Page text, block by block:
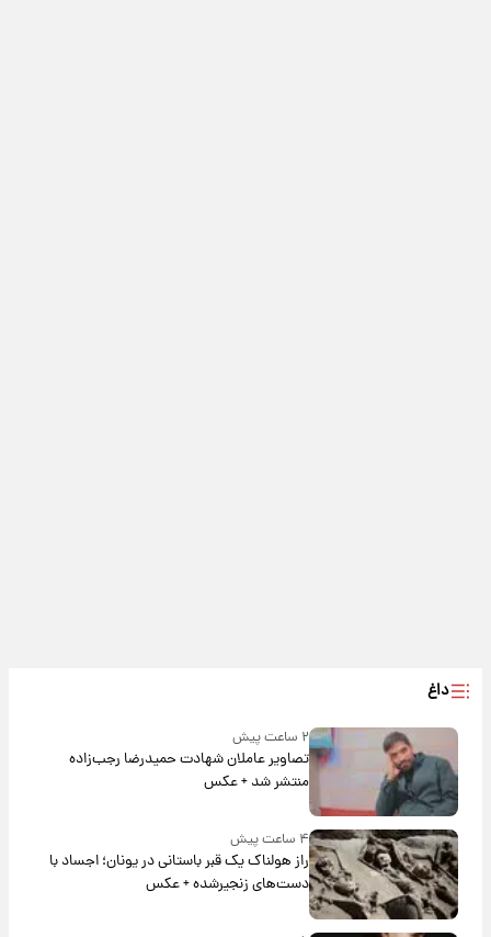
داغ
۲ ساعت پیش
تصاویر عاملان شهادت حمیدرضا رجب‌زاده
منتشر شد + عکس
۴ ساعت پیش
راز هولناک یک قبر باستانی در یونان؛ اجساد با
دست‌های زنجیرشده + عکس